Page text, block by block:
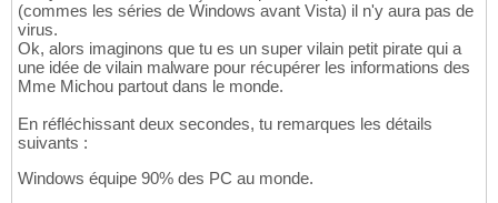
(commes les séries de Windows avant Vista) il n'y aura pas de
virus.
Ok, alors imaginons que tu es un super vilain petit pirate qui a
une idée de vilain malware pour récupérer les informations des
Mme Michou partout dans le monde.
En réfléchissant deux secondes, tu remarques les détails
suivants :
Windows équipe 90% des PC au monde.